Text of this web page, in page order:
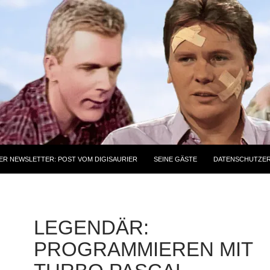
NEWSLETTER: POST VOM DIGISAURIER SEINE GÄSTE
LEGENDÄR:
PROGRAMMIEREN MIT